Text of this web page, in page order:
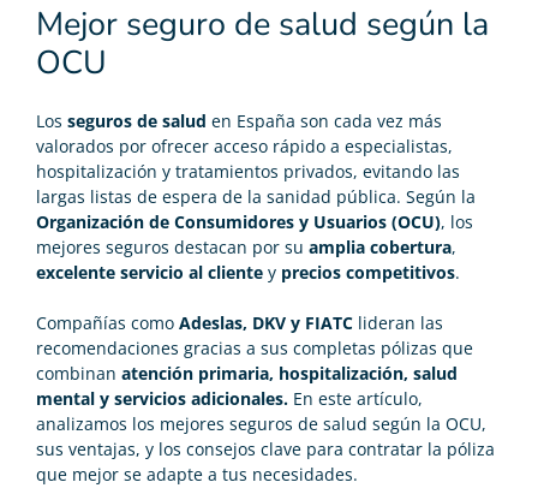
Mejor seguro de salud según la
OCU
Los seguros de salud en España son cada vez más
valorados por ofrecer acceso rápido a especialistas,
hospitalización y tratamientos privados, evitando las
largas listas de espera de la sanidad pública. Según la
Organización de Consumidores y Usuarios (OCU), los
mejores seguros destacan por su amplia cobertura,
excelente servicio al cliente y precios competitivos.
Compañías como Adeslas, DKV y FIATC lideran las
recomendaciones gracias a sus completas pólizas que
combinan atención primaria, hospitalización, salud
mental y servicios adicionales. En este artículo,
analizamos los mejores seguros de salud según la OCU,
sus ventajas, y los consejos clave para contratar la póliza
que mejor se adapte a tus necesidades.